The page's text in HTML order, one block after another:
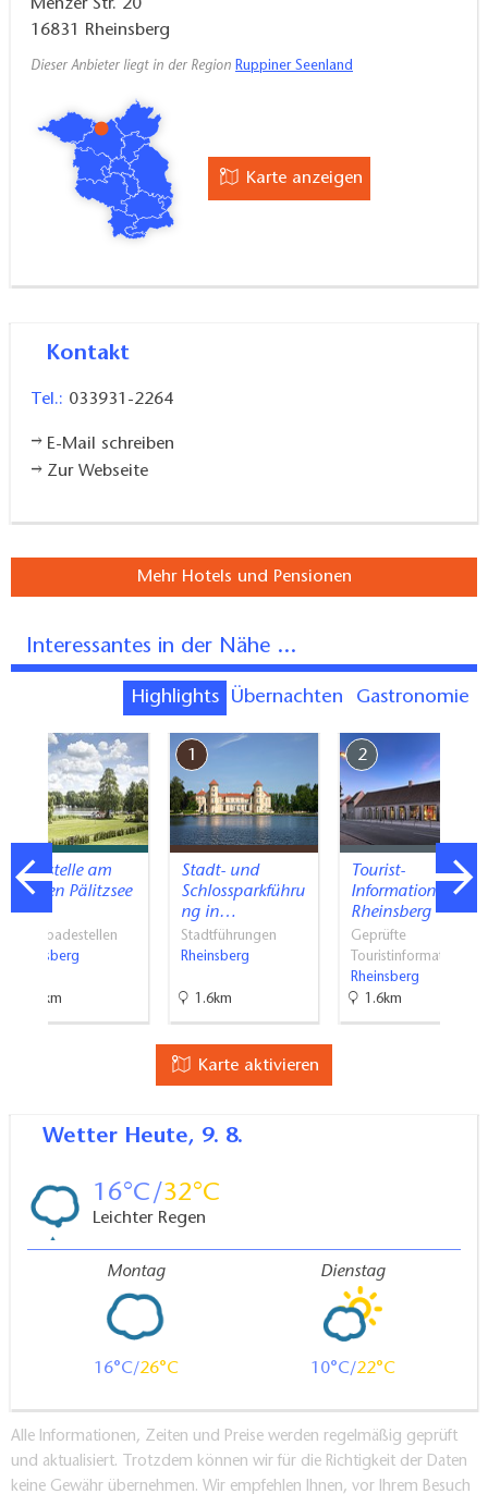
Menzer Str. 20
16831
Rheinsberg
Dieser Anbieter liegt in der Region Ruppiner Seenland
Karte anzeigen
Kontakt
Tel.: 033931-2264
E-Mail schreiben
Zur Webseite
Mehr Hotels und Pensionen
Interessantes in der Nähe ...
Highlights Übernachten Gastronomie
Badestelle am
Kleinen Pälitzsee
in…
Naturbadestellen
Rheinsberg
9.7km
1
Stadt- und
Schlossparkführu
ng in…
Stadtführungen
Rheinsberg
1.6km
2
Tourist-
Information
Rheinsberg
Geprüfte
Touristinformati…
Rheinsberg
1.6km
Karte aktivieren
Wetter Heute, 9. 8.
16 32
Leichter Regen
Montag
16 26
Dienstag
10 22
Alle Informationen, Zeiten und Preise werden regelmäßig geprüft
und aktualisiert. Trotzdem können wir für die Richtigkeit der Daten
keine Gewähr übernehmen. Wir empfehlen Ihnen, vor Ihrem Besuch